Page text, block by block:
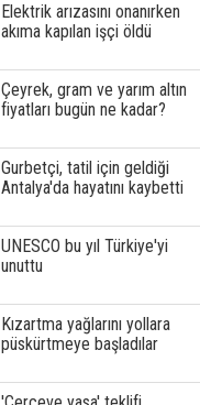
Elektrik arızasını onanırken
akıma kapılan işçi öldü
Çeyrek, gram ve yarım altın
fiyatları bugün ne kadar?
Gurbetçi, tatil için geldiği
Antalya'da hayatını kaybetti
UNESCO bu yıl Türkiye'yi
unuttu
Kızartma yağlarını yollara
püskürtmeye başladılar